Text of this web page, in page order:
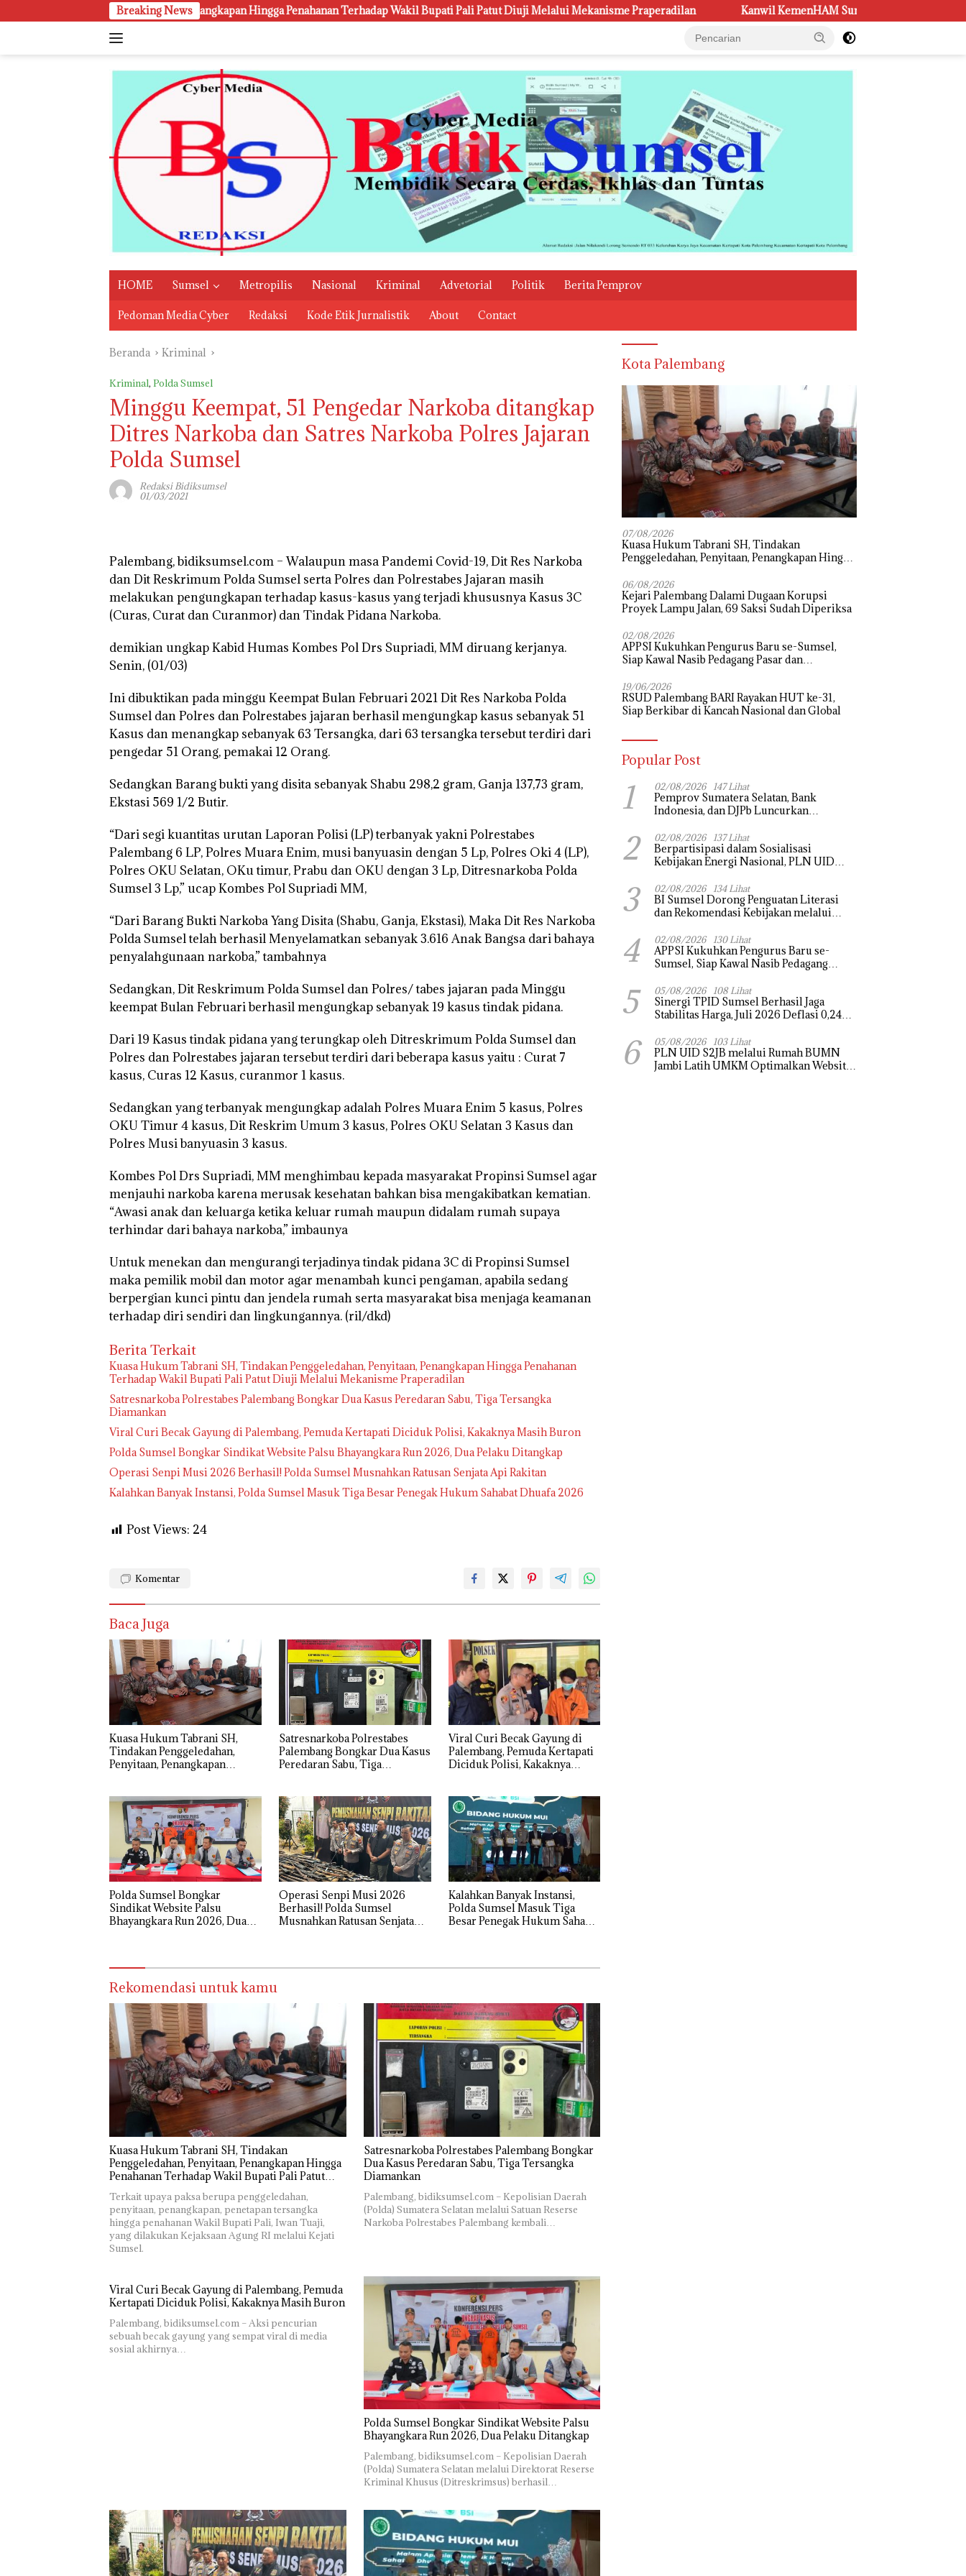
ke
Breaking News
Penyitaan, Penangkapan Hingga Penahanan Terhadap Wakil Bupati Pali Patut Diuji Melalui Mekanisme Praperadilan Kanwil KemenHAM Sumsel Perkuat Sinergi Bentuk Kampung
HOME Sumsel Metropilis Nasional Kriminal Advetorial Politik Berita Pemprov
Pedoman Media Cyber Redaksi Kode Etik Jurnalistik About Contact
Beranda Kriminal
Kriminal, Polda Sumsel
Minggu Keempat, 51 Pengedar Narkoba ditangkap
Ditres Narkoba dan Satres Narkoba Polres Jajaran
Polda Sumsel
Redaksi Bidiksumsel
01/03/2021
Palembang, bidiksumsel.com –Walaupun masa Pandemi Covid-19, Dit Res Narkoba
dan Dit Reskrimum Polda Sumsel serta Polres dan Polrestabes Jajaran masih
melakukan pengungkapan terhadap kasus-kasus yang terjadi khususnya Kasus 3C
(Curas, Curat dan Curanmor) dan Tindak Pidana Narkoba.
demikian ungkap Kabid Humas Kombes Pol Drs Supriadi, MM diruang kerjanya.
Senin, (01/03)
Ini dibuktikan pada minggu Keempat Bulan Februari 2021 Dit Res Narkoba Polda
Sumsel dan Polres dan Polrestabes jajaran berhasil mengungkap kasus sebanyak 51
Kasus dan menangkap sebanyak 63 Tersangka, dari 63 tersangka tersebut terdiri dari
pengedar 51 Orang, pemakai 12 Orang.
Sedangkan Barang bukti yang disita sebanyak Shabu 298,2 gram, Ganja 137,73 gram,
Ekstasi 569 1/2 Butir.
“Dari segi kuantitas urutan Laporan Polisi (LP) terbanyak yakni Polrestabes
Palembang 6 LP, Polres Muara Enim, musi banyuasin dengan 5 Lp, Polres Oki 4 (LP),
Polres OKU Selatan, OKu timur, Prabu dan OKU dengan 3 Lp, Ditresnarkoba Polda
Sumsel 3 Lp,” ucap Kombes Pol Supriadi MM,
“Dari Barang Bukti Narkoba Yang Disita (Shabu, Ganja, Ekstasi), Maka Dit Res Narkoba
Polda Sumsel telah berhasil Menyelamatkan sebanyak 3.616 Anak Bangsa dari bahaya
penyalahgunaan narkoba,” tambahnya
Sedangkan, Dit Reskrimum Polda Sumsel dan Polres/ tabes jajaran pada Minggu
keempat Bulan Februari berhasil mengungkap sebanyak 19 kasus tindak pidana.
Dari 19 Kasus tindak pidana yang terungkap oleh Ditreskrimum Polda Sumsel dan
Polres dan Polrestabes jajaran tersebut terdiri dari beberapa kasus yaitu : Curat 7
kasus, Curas 12 Kasus, curanmor 1 kasus.
Sedangkan yang terbanyak mengungkap adalah Polres Muara Enim 5 kasus, Polres
OKU Timur 4 kasus, Dit Reskrim Umum 3 kasus, Polres OKU Selatan 3 Kasus dan
Polres Musi banyuasin 3 kasus.
Kombes Pol Drs Supriadi, MM menghimbau kepada masyarakat Propinsi Sumsel agar
menjauhi narkoba karena merusak kesehatan bahkan bisa mengakibatkan kematian.
“Awasi anak dan keluarga ketika keluar rumah maupun didalam rumah supaya
terhindar dari bahaya narkoba,” imbaunya
Untuk menekan dan mengurangi terjadinya tindak pidana 3C di Propinsi Sumsel
maka pemilik mobil dan motor agar menambah kunci pengaman, apabila sedang
berpergian kunci pintu dan jendela rumah serta masyarakat bisa menjaga keamanan
terhadap diri sendiri dan lingkungannya. (ril/dkd)
Berita Terkait
‎Kuasa Hukum Tabrani SH, Tindakan Penggeledahan, Penyitaan, Penangkapan Hingga Penahanan
Terhadap Wakil Bupati Pali Patut Diuji Melalui Mekanisme Praperadilan
Satresnarkoba Polrestabes Palembang Bongkar Dua Kasus Peredaran Sabu, Tiga Tersangka
Diamankan
Viral Curi Becak Gayung di Palembang, Pemuda Kertapati Diciduk Polisi, Kakaknya Masih Buron
Polda Sumsel Bongkar Sindikat Website Palsu Bhayangkara Run 2026, Dua Pelaku Ditangkap
Operasi Senpi Musi 2026 Berhasil! Polda Sumsel Musnahkan Ratusan Senjata Api Rakitan
Kalahkan Banyak Instansi, Polda Sumsel Masuk Tiga Besar Penegak Hukum Sahabat Dhuafa 2026
Post Views: 24
Komentar
Baca Juga
‎Kuasa Hukum Tabrani SH,
Tindakan Penggeledahan,
Penyitaan, Penangkapan
Melalui Mekanisme
Praperadilan
Satresnarkoba Polrestabes
Palembang Bongkar Dua Kasus
Peredaran Sabu, Tiga
Viral Curi Becak Gayung di
Palembang, Pemuda Kertapati
Diciduk Polisi, Kakaknya
Polda Sumsel Bongkar
Sindikat Website Palsu
Bhayangkara Run 2026, Dua
Operasi Senpi Musi 2026
Berhasil! Polda Sumsel
Musnahkan Ratusan Senjata
Kalahkan Banyak Instansi,
Polda Sumsel Masuk Tiga
Besar Penegak Hukum Sahabat
Rekomendasi untuk kamu
‎Kuasa Hukum Tabrani SH, Tindakan
Penggeledahan, Penyitaan, Penangkapan Hingga
Penahanan Terhadap Wakil Bupati Pali Patut
Terkait upaya paksa berupa penggeledahan,
penyitaan, penangkapan, penetapan tersangka
hingga penahanan Wakil Bupati Pali, Iwan Tuaji,
yang dilakukan Kejaksaan Agung RI melalui Kejati
Sumsel.
Satresnarkoba Polrestabes Palembang Bongkar
Dua Kasus Peredaran Sabu, Tiga Tersangka
Diamankan
Palembang, bidiksumsel.com – Kepolisian Daerah
(Polda) Sumatera Selatan melalui Satuan Reserse
Narkoba Polrestabes Palembang kembali…
Viral Curi Becak Gayung di Palembang, Pemuda
Kertapati Diciduk Polisi, Kakaknya Masih Buron
Palembang, bidiksumsel.com – Aksi pencurian
sebuah becak gayung yang sempat viral di media
sosial akhirnya…
Polda Sumsel Bongkar Sindikat Website Palsu
Bhayangkara Run 2026, Dua Pelaku Ditangkap
Palembang, bidiksumsel.com – Kepolisian Daerah
(Polda) Sumatera Selatan melalui Direktorat Reserse
Kriminal Khusus (Ditreskrimsus) berhasil…
Kota Palembang
07/08/2026
‎Kuasa Hukum Tabrani SH, Tindakan
Penggeledahan, Penyitaan, Penangkapan Hingga
Diuji Melalui Mekanisme Praperadilan
06/08/2026
Kejari Palembang Dalami Dugaan Korupsi
Proyek Lampu Jalan, 69 Saksi Sudah Diperiksa
02/08/2026
APPSI Kukuhkan Pengurus Baru se-Sumsel,
Siap Kawal Nasib Pedagang Pasar dan
19/06/2026
RSUD Palembang BARI Rayakan HUT ke-31,
Siap Berkibar di Kancah Nasional dan Global
Popular Post
1 02/08/2026 147 Lihat
Pemprov Sumatera Selatan, Bank
Indonesia, dan DJPb Luncurkan
untuk Perkuat Ketahanan Pangan dan
Pengendalian Inflasi
2 02/08/2026 137 Lihat
Berpartisipasi dalam Sosialisasi
Kebijakan Energi Nasional, PLN UID
Listrik
3 02/08/2026 134 Lihat
BI Sumsel Dorong Penguatan Literasi
dan Rekomendasi Kebijakan melalui
Essay 3rd Sriwijaya Economic Forum
2026
4 02/08/2026 130 Lihat
APPSI Kukuhkan Pengurus Baru se-
Sumsel, Siap Kawal Nasib Pedagang
Tradisional
5 05/08/2026 108 Lihat
Sinergi TPID Sumsel Berhasil Jaga
Stabilitas Harga, Juli 2026 Deflasi 0,24
Tahun Ajaran Baru
6 05/08/2026 103 Lihat
PLN UID S2JB melalui Rumah BUMN
Jambi Latih UMKM Optimalkan Website